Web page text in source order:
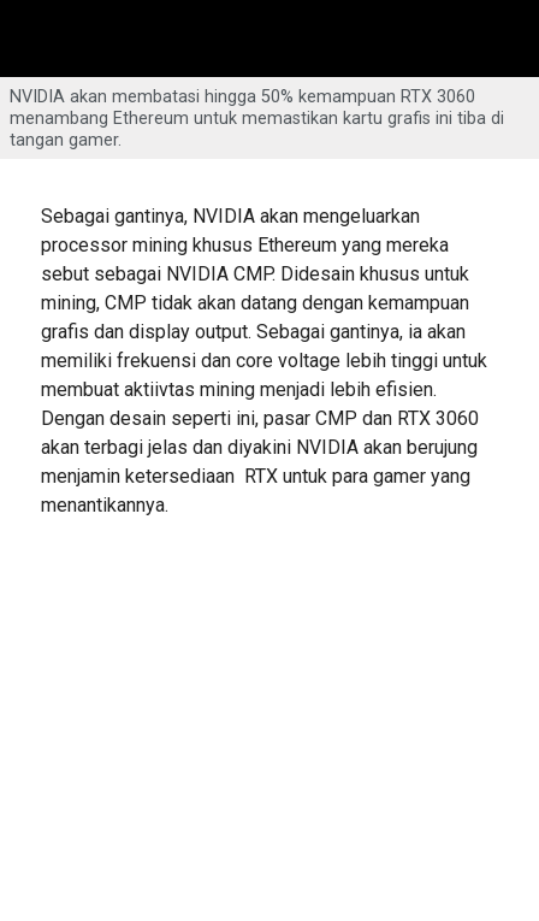
NVIDIA akan membatasi hingga 50% kemampuan RTX 3060
menambang Ethereum untuk memastikan kartu grafis ini tiba di
tangan gamer.
Sebagai gantinya, NVIDIA akan mengeluarkan
processor mining khusus Ethereum yang mereka
sebut sebagai NVIDIA CMP. Didesain khusus untuk
mining, CMP tidak akan datang dengan kemampuan
grafis dan display output. Sebagai gantinya, ia akan
memiliki frekuensi dan core voltage lebih tinggi untuk
membuat aktiivtas mining menjadi lebih efisien.
Dengan desain seperti ini, pasar CMP dan RTX 3060
akan terbagi jelas dan diyakini NVIDIA akan berujung
menjamin ketersediaan RTX untuk para gamer yang
menantikannya.